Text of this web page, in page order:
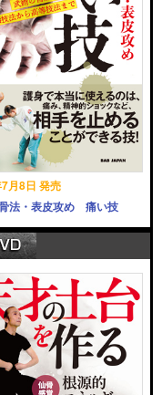
月8日 発売
法・表皮攻め 痛い技